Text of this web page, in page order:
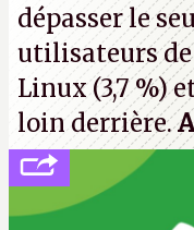
dépasser le
utilisateurs de
Linux (3,7 %)
loin derrière.